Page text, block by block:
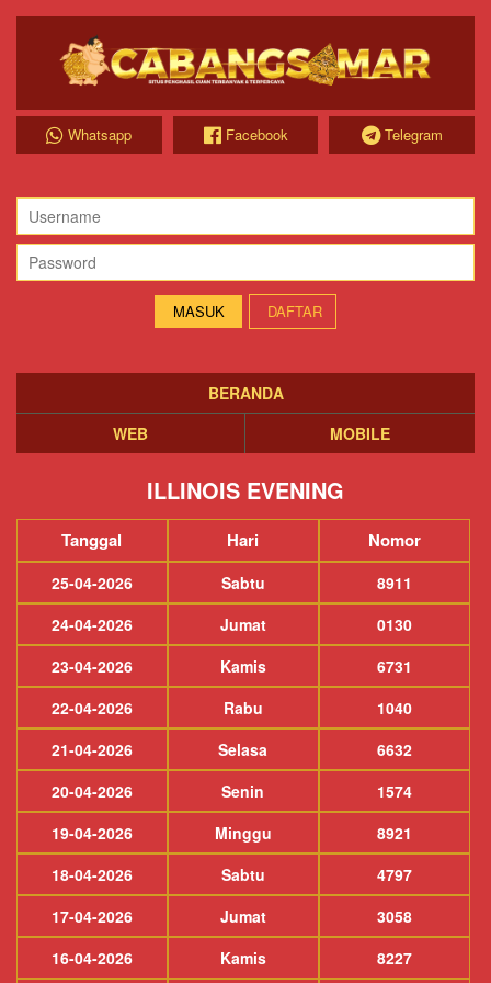
Whatsapp Facebook Telegram
DAFTAR
BERANDA
WEB
MOBILE
ILLINOIS EVENING
Tanggal Hari Nomor
25-04-2026 Sabtu
8911
24-04-2026
Jumat
0130
23-04-2026
Kamis
6731
22-04-2026
Rabu
1040
21-04-2026
Selasa
6632
20-04-2026
Senin
1574
19-04-2026
Minggu
8921
18-04-2026
Sabtu
4797
17-04-2026
Jumat
3058
16-04-2026
Kamis 8227